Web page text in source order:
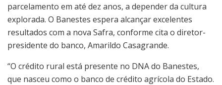
parcelamento em até dez anos, a depender da cultura
explorada. O Banestes espera alcançar excelentes
resultados com a nova Safra, conforme cita o diretor-
presidente do banco, Amarildo Casagrande.
“O crédito rural está presente no DNA do Banestes,
que nasceu como o banco de crédito agrícola do Estado.